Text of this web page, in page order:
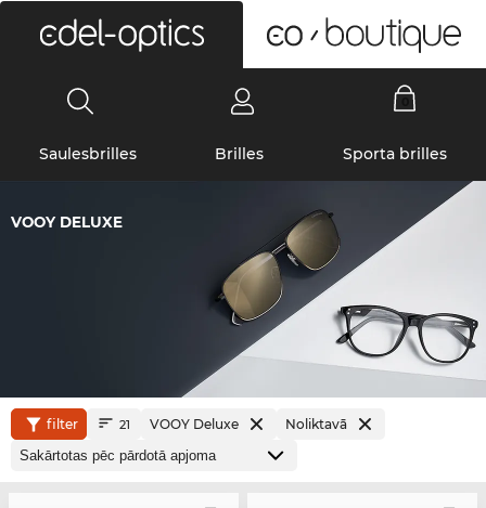
Saulesbrilles Brilles Sporta brilles
VOOY DELUXE
filter 21 VOOY Deluxe Noliktavā